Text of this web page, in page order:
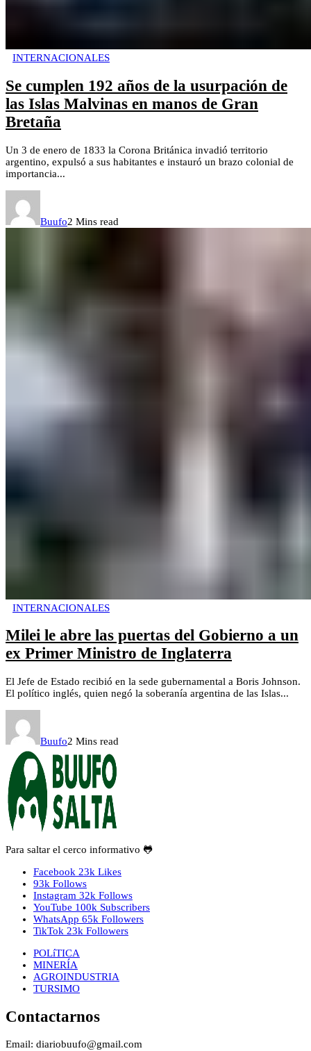
INTERNACIONALES
Se cumplen 192 años de la usurpación de
las Islas Malvinas en manos de Gran
Bretaña
Un 3 de enero de 1833 la Corona Británica invadió territorio
argentino, expulsó a sus habitantes e instauró un brazo colonial de
importancia...
Buufo2 Mins read
INTERNACIONALES
Milei le abre las puertas del Gobierno a un
ex Primer Ministro de Inglaterra
El Jefe de Estado recibió en la sede gubernamental a Boris Johnson.
El político inglés, quien negó la soberanía argentina de las Islas...
Buufo2 Mins read
Para saltar el cerco informativo 🐸
Facebook 23k Likes
93k Follows
Instagram 32k Follows
YouTube 100k Subscribers
WhatsApp 65k Followers
TikTok 23k Followers
POLíTICA
MINERÍA
AGROINDUSTRIA
TURSIMO
Contactarnos
Email: diariobuufo@gmail.com